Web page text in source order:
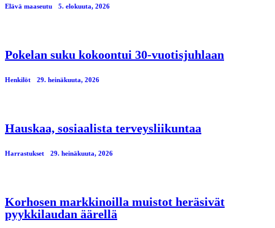
Elävä maaseutu 5. elokuuta, 2026
Pokelan suku kokoontui 30-vuotisjuhlaan
Henkilöt 29. heinäkuuta, 2026
Hauskaa, sosiaalista terveysliikuntaa
Harrastukset 29. heinäkuuta, 2026
Korhosen markkinoilla muistot heräsivät
pyykkilaudan äärellä